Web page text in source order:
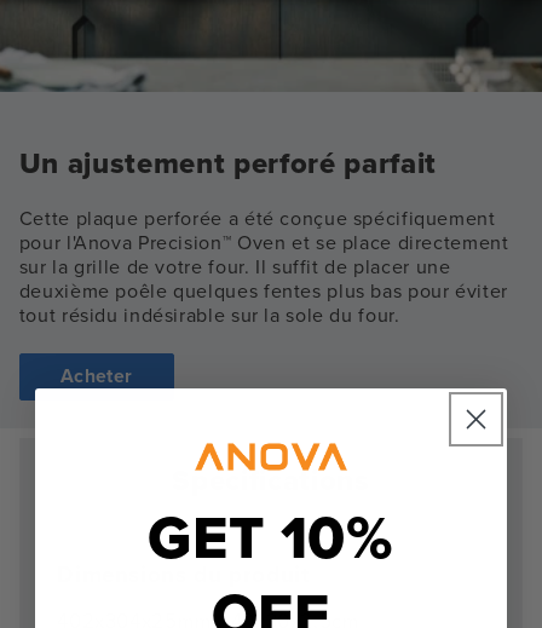
Un ajustement perforé parfait
Cette plaque perforée a été conçue spécifiquement
pour l'Anova Precision™ Oven et se place directement
sur la grille de votre four. Il suffit de placer une
deuxième poêle quelques fentes plus bas pour éviter
tout résidu indésirable sur la sole du four.
Acheter
Spécifications
402x304x25mm / 40x30x2.5cm
GET 10%